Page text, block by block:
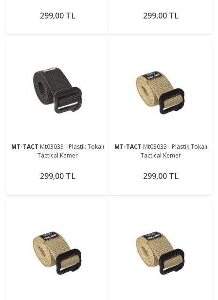
299,00 TL 299,00 TL
MT-TACT Mt03033 - Plastik Tokalı
Tactical Kemer
299,00 TL
MT-TACT Mt03033 - Plastik Tokalı
Tactical Kemer
299,00 TL